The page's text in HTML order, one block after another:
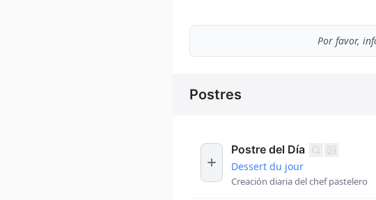
Por favor,
Postres
Postre del Día
Dessert du jour
Creación diaria del chef pastelero